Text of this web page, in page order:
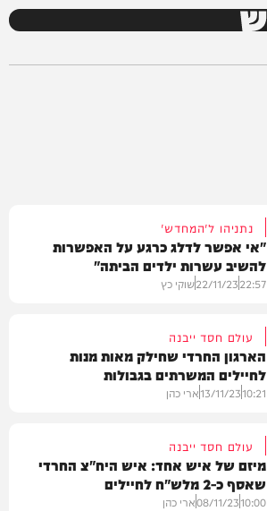
נתניהו ל'המחדש'
"אי אפשר לדלג כרגע על האפשרות
להשיב עשרות ילדים הביתה"
22:57
22/11/23שוקי כץ
עולם חסד ייבנה
הארגון החרדי שחילק מאות מנות
לחיילים המשרתים בגבולות
10:21
13/11/23ארי כהן
עולם חסד ייבנה
מיזם של איש אחד: איש היח"צ החרדי
שאסף כ-2 מלש"ח לחיילים
10:00
08/11/23ארי כהן